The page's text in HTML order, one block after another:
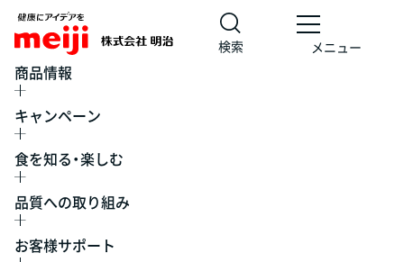
検索 メニュー
商品情報
キャンペーン
食を知る・楽しむ
品質への取り組み
お客様サポート